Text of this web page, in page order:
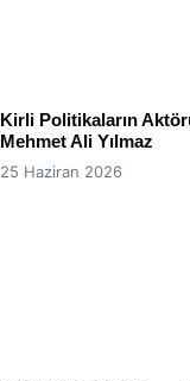
Kirli Politikaların
Mehmet Ali Yılmaz
25 Haziran 2026